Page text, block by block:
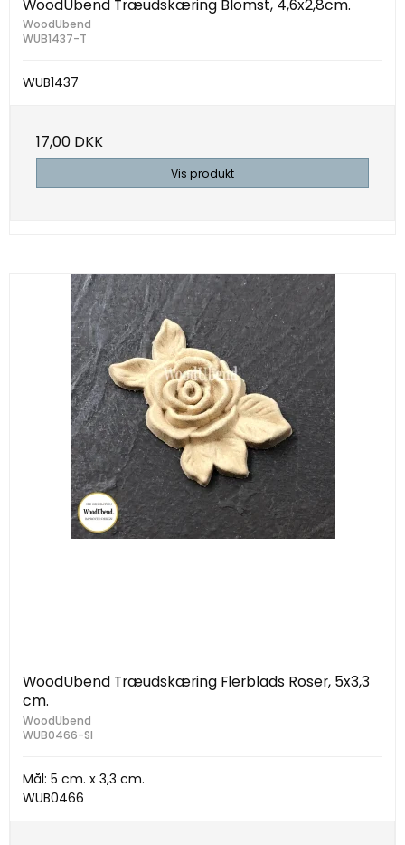
WoodUbend Træudskæring Blomst, 4,6x2,8cm.
WoodUbend
WUB1437-T
WUB1437
17,00 DKK
Vis produkt
WoodUbend Træudskæring Flerblads Roser, 5x3,3
cm.
WoodUbend
WUB0466-Sl
Mål: 5 cm. x 3,3 cm.
WUB0466